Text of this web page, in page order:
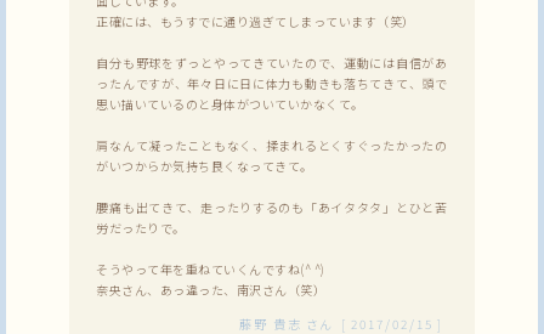
正確には、もうすでに通り過ぎてしまっています（笑）
自分も野球をずっとやってきていたので、運動には自信があ
ったんですが、年々日に日に体力も動きも落ちてきて、頭で
思い描いているのと身体がついていかなくて。
肩なんて凝ったこともなく、揉まれるとくすぐったかったの
がいつからか気持ち良くなってきて。
腰痛も出てきて、走ったりするのも「あイタタタ」とひと苦
労だったりで。
そうやって年を重ねていくんですね(^ ^)
奈央さん、あっ違った、南沢さん（笑）
藤野 貴志 さん [ 2017/02/15 ]